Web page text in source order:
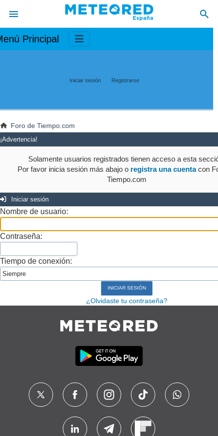
Principal
Iniciar sesión Registrarse
Foro de Tiempo.com
¡Advertencia!
Solamente usuarios registrados tienen acceso a esta
Por favor inicia sesión más abajo o registra una cuentacon
Tiempo.com
Iniciar sesión
Nombre de usuario:
Contraseña:
Tiempo de conexión:
¿Olvidaste tu contraseña?